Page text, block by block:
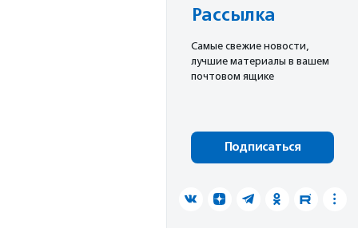
Рассылка
Cамые свежие новости,
лучшие материалы в вашем
почтовом ящике
Подписаться